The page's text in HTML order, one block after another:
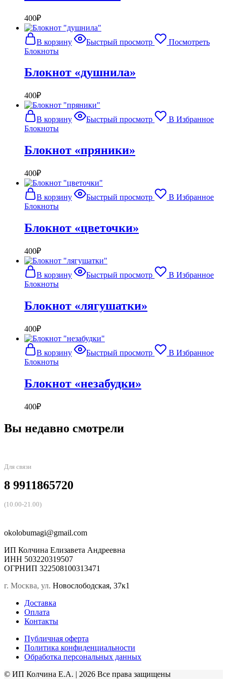
400₽
В корзину Быстрый просмотр
Посмотреть
Блокноты
Блокнот «душнила»
400₽
В корзину Быстрый просмотр
В Избранное
Блокноты
Блокнот «пряники»
400₽
В корзину Быстрый просмотр
В Избранное
Блокноты
Блокнот «цветочки»
400₽
В корзину Быстрый просмотр
В Избранное
Блокноты
Блокнот «лягушатки»
400₽
В корзину Быстрый просмотр
В Избранное
Блокноты
Блокнот «незабудки»
400₽
Вы недавно смотрели
Для связи
8 9911865720
(10.00-21.00)
okolobumagi@gmail.com
ИП Колчина Елизавета Андреевна
ИНН 503220319507
ОГРНИП 322508100313471
г. Москва, ул. Новослободская, 37к1
Доставка
Оплата
Контакты
Публичная оферта
Политика конфиденциальности
Обработка персональных данных
© ИП Колчина Е.А. | 2026 Все права защищены